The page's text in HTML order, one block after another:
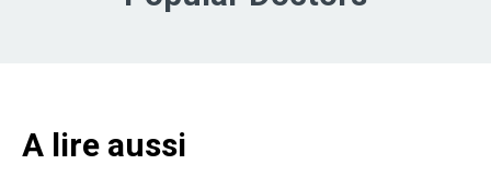
A lire aussi